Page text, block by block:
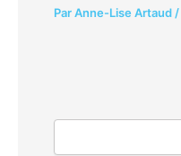
ParAnne-Lise Artaud /